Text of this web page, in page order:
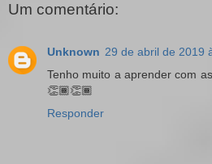
Um comentário:
Unknown 29 de abril de 2019
Tenho muito a aprender com
👏🏾👏🏾
Responder